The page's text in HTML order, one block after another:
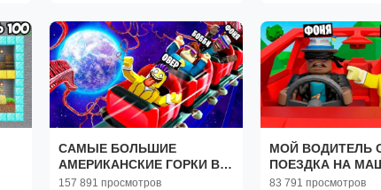
САМЫЕ БОЛЬШИЕ
АМЕРИКАНСКИЕ ГОРКИ В
ROBLOX
157 891 просмотров
МОЙ ВОДИТЕЛЬ
ПОЕЗДКА НА
ЗАКРЫТЫМИ
83 791 просмотров